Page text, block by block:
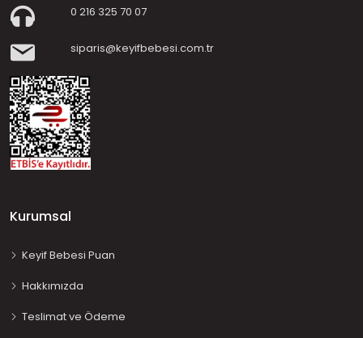
0 216 325 70 07
siparis@keyifbebesi.com.tr
Kurumsal
Keyif Bebesi Puan
Hakkımızda
Teslimat ve Ödeme